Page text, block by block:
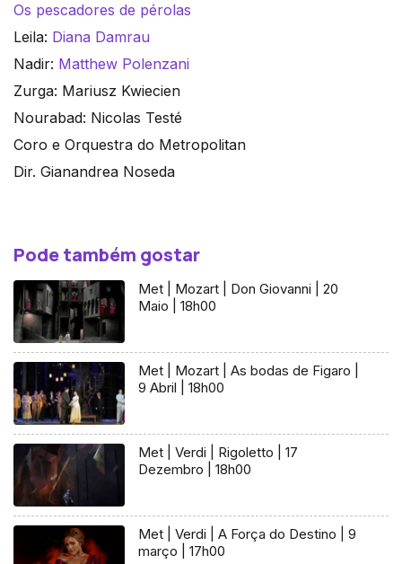
Os pescadores de pérolas
Leila: Diana Damrau
Nadir: Matthew Polenzani
Zurga: Mariusz Kwiecien
Nourabad: Nicolas Testé
Coro e Orquestra do Metropolitan
Dir. Gianandrea Noseda
Pode também gostar
Met | Mozart | Don Giovanni | 20
Maio | 18h00
Met | Mozart | As bodas de Figaro |
9 Abril | 18h00
Met | Verdi | Rigoletto | 17
Dezembro | 18h00
Met | Verdi | A Força do Destino | 9
março | 17h00